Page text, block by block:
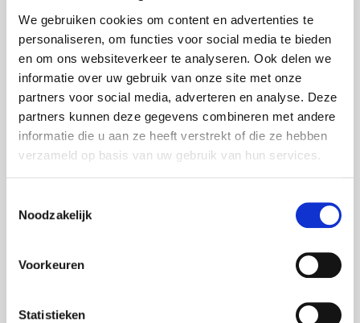
We gebruiken cookies om content en advertenties te
personaliseren, om functies voor social media te bieden
en om ons websiteverkeer te analyseren. Ook delen we
informatie over uw gebruik van onze site met onze
partners voor social media, adverteren en analyse. Deze
partners kunnen deze gegevens combineren met andere
informatie die u aan ze heeft verstrekt of die ze hebben
verzameld op basis van uw gebruik van hun services.
Noodzakelijk
Voorkeuren
Statistieken
voor een vrijblijvend gesprek.